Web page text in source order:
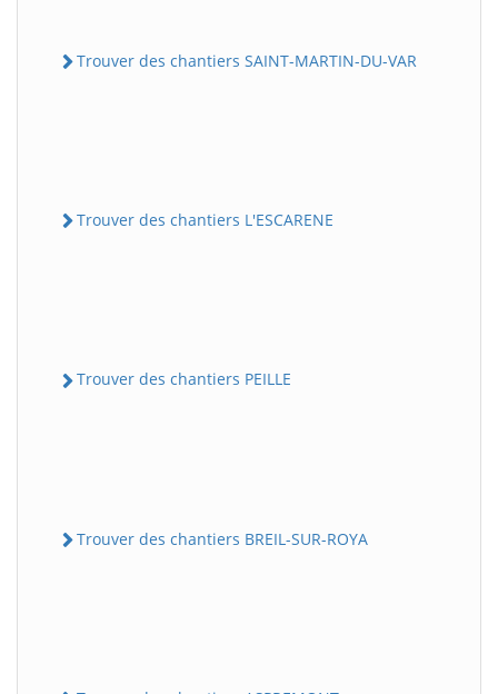
Trouver des chantiers SAINT-MARTIN-DU-VAR
Trouver des chantiers L'ESCARENE
Trouver des chantiers PEILLE
Trouver des chantiers BREIL-SUR-ROYA